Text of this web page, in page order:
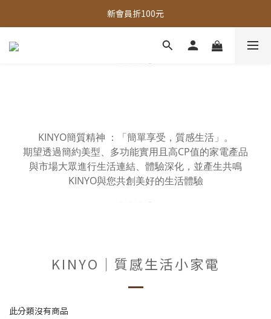
全館，滿888超取免運｜滿1500宅配免運
新會員折100元
全館現貨商品，3個工作天內出貨
全館，滿888超取免運｜滿1500宅配免運
KINYO簡質精神 ：「簡單享受，質感生活」。
期望透過簡約美型、多功能實用且高CP值的家電產品
與市場大眾進行生活連結、體驗深化，並產生共鳴
KINYO與您共創美好的生活體驗
KINYO｜質感生活小家電
此分類沒有商品